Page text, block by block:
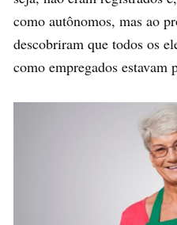
como autônomos, mas ao
descobriram que todos os
como empregados estavam